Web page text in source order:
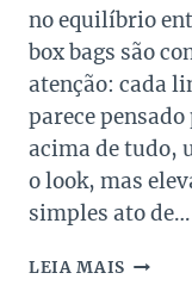
no equilíbrio
box bags são
atenção: cada
parece
acima de tudo,
o look, mas
simples ato de…
LEIA MAIS 5